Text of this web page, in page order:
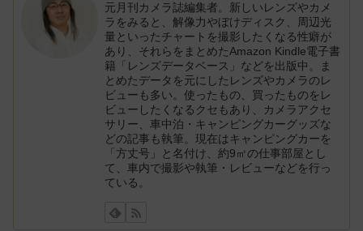
元月刊カメラ誌編集者。新しいレンズやカメ
ラをみると、解像力やぼけディスク、周辺光
量といったチャートを撮影したくなる性癖が
あり、それらをまとめたAmazon Kindle電子書
籍「レンズデータベース」などを出版中。ま
とめたデータを元にしたレンズやカメラのレ
ビューも多い。使ったもの、買ったものをレ
ビューしたくなるクセもあり、カメラアクセ
サリー、車中泊・キャンピングカーグッズな
どの記事も執筆。現在はキャンピングカーを
「方丈号」と名付け、約9㎡の仕事部屋とし
て、車内で撮影や執筆・レビューなどを行っ
ている。